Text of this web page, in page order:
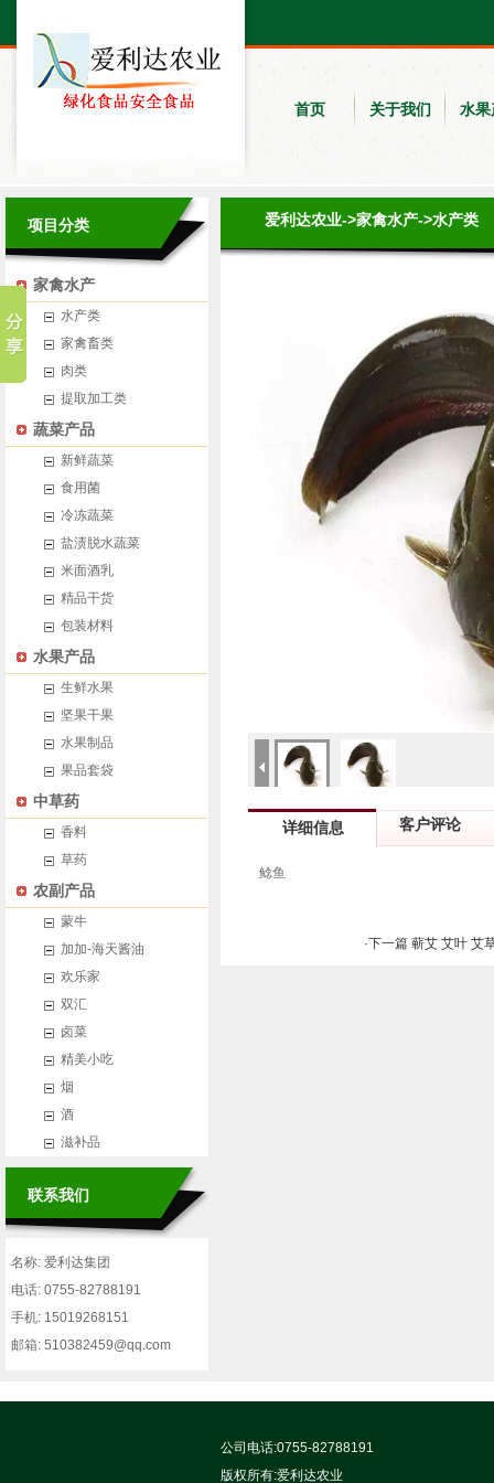
首页 关于我们 水果
项目分类
家禽水产
水产类
家禽畜类
肉类
提取加工类
蔬菜产品
新鲜蔬菜
食用菌
冷冻蔬菜
盐渍脱水蔬菜
米面酒乳
精品干货
包装材料
水果产品
生鲜水果
坚果干果
水果制品
果品套袋
中草药
香料
草药
农副产品
蒙牛
加加-海天酱油
欢乐家
双汇
卤菜
精美小吃
烟
酒
滋补品
联系我们
名称: 爱利达集团
电话: 0755-82788191
手机: 15019268151
邮箱: 510382459@qq.com
爱利达农业->家禽水产->水产类
详细信息 客户评论
鲶鱼
·下一篇 蕲艾 艾叶 艾
公司电话:0755-82788191
版权所有:爱利达农业